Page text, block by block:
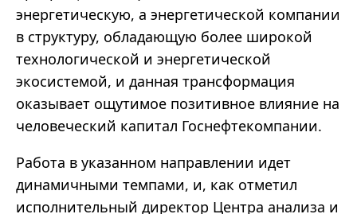
энергетическую, а энергетической компании
в структуру, обладающую более широкой
технологической и энергетической
экосистемой, и данная трансформация
оказывает ощутимое позитивное влияние на
человеческий капитал Госнефтекомпании.
Работа в указанном направлении идет
динамичными темпами, и, как отметил
исполнительный директор Центра анализа и